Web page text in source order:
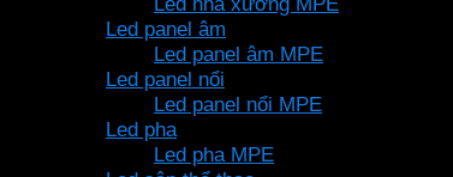
Led panel âm
Led panel âm MPE
Led panel nổi
Led panel nổi MPE
Led pha
Led pha MPE